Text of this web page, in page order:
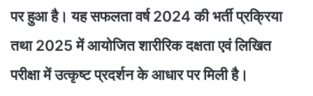
पर हुआ है। यह सफलता वर्ष 2024 की भर्ती प्रक्रिया
तथा 2025 में आयोजित शारीरिक दक्षता एवं लिखित
परीक्षा में उत्कृष्ट प्रदर्शन के आधार पर मिली है।